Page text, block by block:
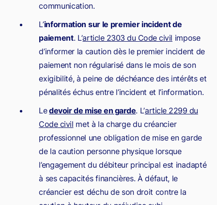
communication.
L’information sur le premier incident de
paiement. L’article 2303 du Code civil impose
d’informer la caution dès le premier incident de
paiement non régularisé dans le mois de son
exigibilité, à peine de déchéance des intérêts et
pénalités échus entre l’incident et l’information.
Ledevoir de mise en garde. L’article 2299 du
Code civil met à la charge du créancier
professionnel une obligation de mise en garde
de la caution personne physique lorsque
l’engagement du débiteur principal est inadapté
à ses capacités financières. À défaut, le
créancier est déchu de son droit contre la